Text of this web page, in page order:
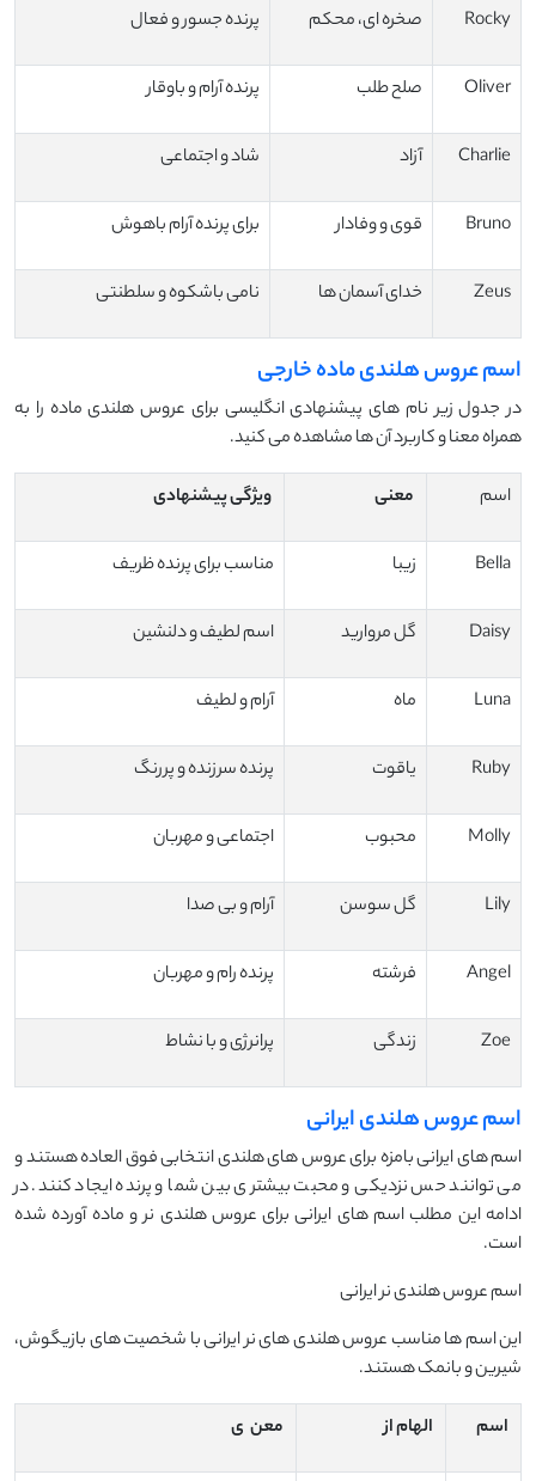
Rocky صخره ای، محکم پرنده جسور و فعال
Oliver صلح طلب پرنده آرام و باوقار
Charlie آزاد شاد و اجتماعی
Bruno قوی و وفادار برای پرنده آرام باهوش
Zeus خدای آسمان ها نامی باشکوه و سلطنتی
اسم عروس هلندی ماده خارجی
در جدول زیر نام های پیشنهادی انگلیسی برای عروس هلندی ماده را به
همراه معنا و کاربرد آن ها مشاهده می کنید.
اسم معنی ویژگی پیشنهادی
Bella زیبا مناسب برای پرنده ظریف
Daisy گل مروارید اسم لطیف و دلنشین
Luna ماه آرام و لطیف
Ruby یاقوت پرنده سرزنده و پررنگ
Molly محبوب اجتماعی و مهربان
Lily گل سوسن آرام و بی صدا
Angel فرشته پرنده رام و مهربان
Zoe زندگی پرانرژی و با نشاط
اسم عروس هلندی ایرانی
اسم های ایرانی بامزه برای عروس های هلندی انتخابی فوق العاده هستند و
می توانند حس نزدیکی و محبت بیشتری بین شما و پرنده ایجاد کنند. در
ادامه این مطلب اسم های ایرانی برای عروس هلندی نر و ماده آورده شده
است.
اسم عروس هلندی نر ایرانی
این اسم ها مناسب عروس هلندی های نر ایرانی با شخصیت های بازیگوش،
شیرین و بانمک هستند.
اسم الهام از معن ی